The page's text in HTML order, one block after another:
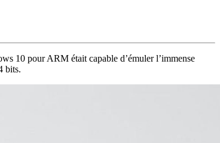
10 pour ARM était capable d’émuler l’immense
bits.